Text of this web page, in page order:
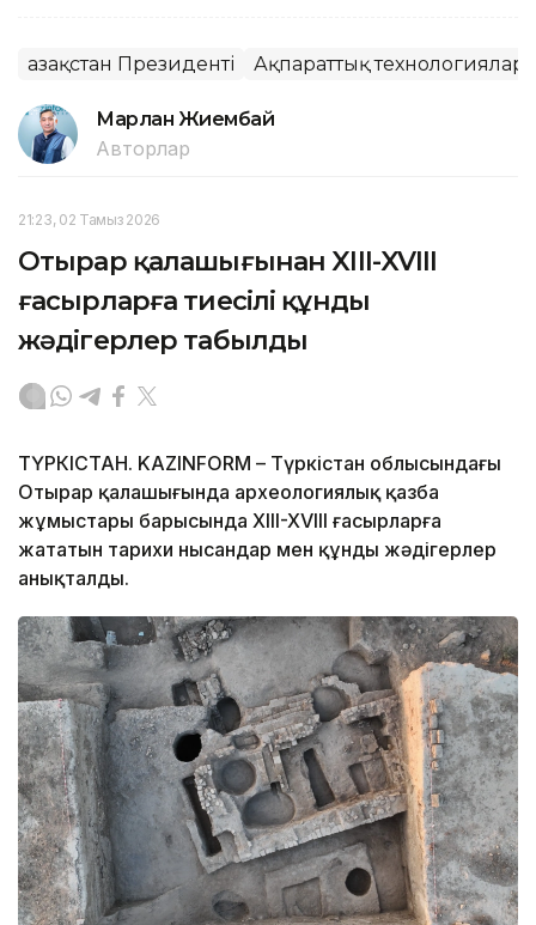
Қазақстан Президенті Ақпараттық технологиялар
Марлан Жиембай
Авторлар
21:23, 02 Тамыз 2026
Отырар қалашығынан XIII-XVIII
ғасырларға тиесілі құнды
жәдігерлер табылды
ТҮРКІСТАН. KAZINFORM – Түркістан облысындағы
Отырар қалашығында археологиялық қазба
жұмыстары барысында XIII-XVIII ғасырларға
жататын тарихи нысандар мен құнды жәдігерлер
анықталды.